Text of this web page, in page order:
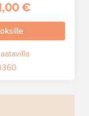
€